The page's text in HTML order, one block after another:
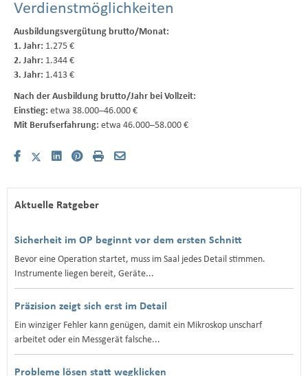
Verdienstmöglichkeiten
Ausbildungsvergütung brutto/Monat:
1. Jahr: 1.275 €
2. Jahr: 1.344 €
3. Jahr: 1.413 €
Nach der Ausbildung brutto/Jahr bei Vollzeit:
Einstieg: etwa 38.000–46.000 €
Mit Berufserfahrung: etwa 46.000–58.000 €
Aktuelle Ratgeber
Sicherheit im OP beginnt vor dem ersten Schnitt
Bevor eine Operation startet, muss im Saal jedes Detail stimmen.
Instrumente liegen bereit, Geräte...
Präzision zeigt sich erst im Detail
Ein winziger Fehler kann genügen, damit ein Mikroskop unscharf
arbeitet oder ein Messgerät falsche...
Probleme lösen statt wegklicken